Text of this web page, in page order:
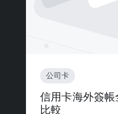
公司卡
信用卡海外簽
比較